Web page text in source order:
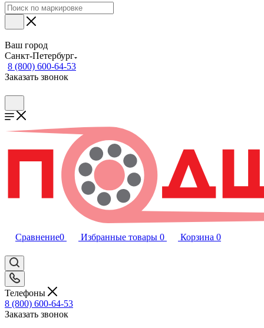
Ваш город
Санкт-Петербург
8 (800) 600-64-53
Заказать звонок
Сравнение0 Избранные товары 0 Корзина 0
Телефоны
8 (800) 600-64-53
Заказать звонок